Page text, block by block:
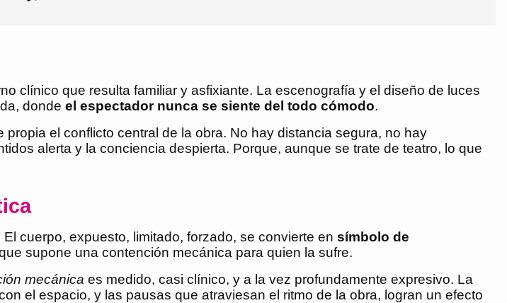
clínico que resulta familiar y asfixiante. La escenografía y el diseño de luces
donde el espectador nunca se siente del todo cómodo.
el conflicto central de la obra. No hay distancia segura, no hay
alerta y la conciencia despierta. Porque, aunque se trate de teatro, lo que
cuerpo, expuesto, limitado, forzado, se convierte en símbolo de
supone una contención mecánica para quien la sufre.
mecánica es medido, casi clínico, y a la vez profundamente expresivo. La
el espacio, y las pausas que atraviesan el ritmo de la obra, logran un efecto